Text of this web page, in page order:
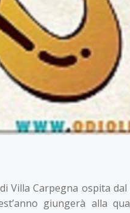
di Villa Carpegna ospita
giungerà alla